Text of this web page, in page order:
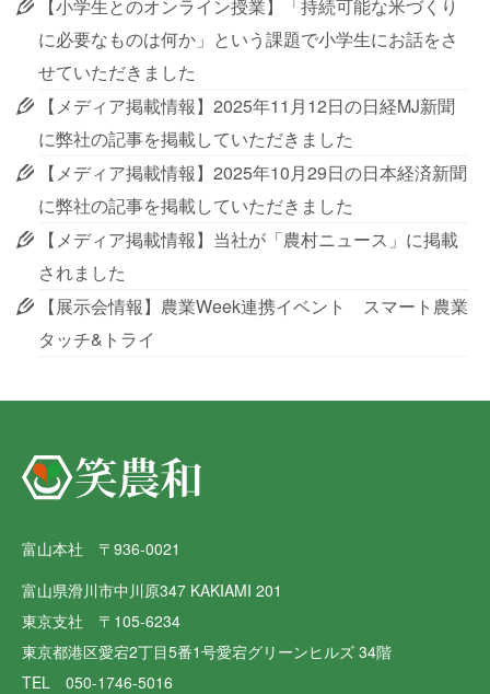
【小学生とのオンライン授業】「持続可能な米づくり
に必要なものは何か」という課題で小学生にお話をさ
せていただきました
【メディア掲載情報】2025年11月12日の日経MJ新聞
に弊社の記事を掲載していただきました
【メディア掲載情報】2025年10月29日の日本経済新聞
に弊社の記事を掲載していただきました
【メディア掲載情報】当社が「農村ニュース」に掲載
されました
【展示会情報】農業Week連携イベント スマート農業
タッチ&トライ
富山本社 〒936-0021
富山県滑川市中川原347 KAKIAMI 201
東京支社 〒105-6234
東京都港区愛宕2丁目5番1号愛宕グリーンヒルズ 34階
TEL 050-1746-5016